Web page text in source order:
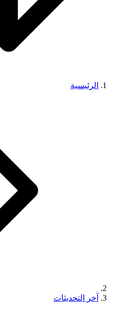
الرئيسية
آخر التحديثات